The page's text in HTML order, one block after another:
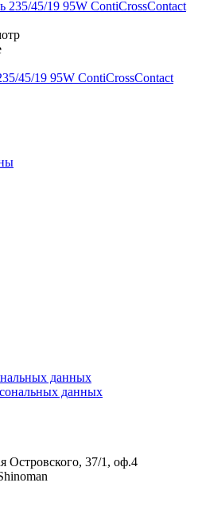
45/19 95W ContiCrossContact
данных
данных
Островского, 37/1, оф.4